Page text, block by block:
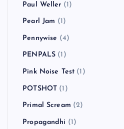
Paul Weller (1)
Pearl Jam (1)
Pennywise (4)
PENPALS (1)
Pink Noise Test (1)
POTSHOT (1)
Primal Scream (2)
Propagandhi (1)